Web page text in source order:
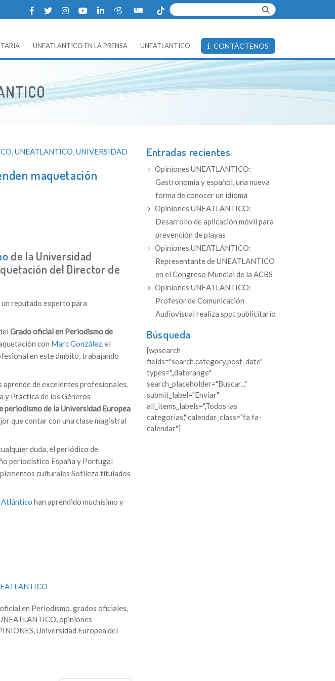
del Atlántico).
UNEATLANTICO EN LA PRENSA UNEATLANTICO CONTÁCTENOS
,UNEATLANTICO,UNIVERSIDAD
maquetación
de la Universidad
del Director de
reputado experto para
Grado oficial en Periodismo de
con Marc González, el
en este ámbito, trabajando
aprende de excelentes profesionales.
y Práctica de los Géneros
periodismo de la Universidad Europea
que contar con una clase magistral
duda, el periódico de
periodístico España y Portugal
culturales Sotileza titulados
Atlántico han aprendido muchísimo y
en Periodismo,grados oficiales,
,opiniones
,Universidad Europea del
Entradas recientes
Opiniones UNEATLANTICO:
Gastronomía y español, una nueva
forma de conocer un idioma
Opiniones UNEATLANTICO:
Desarrollo de aplicación móvil para
prevención de playas
Opiniones UNEATLANTICO:
Representante de UNEATLANTICO
en el Congreso Mundial de la ACBS
Opiniones UNEATLANTICO:
Profesor de Comunicación
Audiovisual realiza spot publicitario
Búsqueda
[wpsearch
fields="search,category,post_date"
types=",,daterange"
search_placeholder="Buscar..."
submit_label="Enviar"
all_items_labels=",Todos las
categorías," calendar_class="fa fa-
calendar"]